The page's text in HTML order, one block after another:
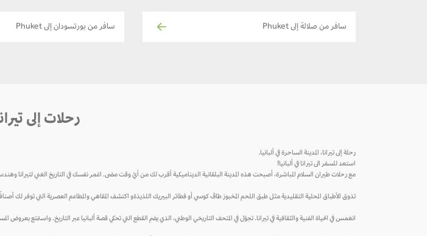
سافر من صلالة إلى Phuket سافر من بورتسودان إلى Phuket
رحلات إلى
رحلة إلى تيرانا، المدينة الساحرة في ألبانيا.
استعد للسفر الى تيرانا في ألبانيا!
مع رحلات طيران السلام المباشرة، أصبحت هذه المدينة البلقانية الديناميكية أقرب لك من أيّ وقت مضى. اغمر نفسك في التاريخ الغني لتيرانا
تذوق الأطباق المحلية التقليدية مثل طبق اللحم المخبوز طاڤ كوسي أو فطائر البيريك اللذيذةو اكتشف المقاهي والمطاعم العصرية التي توفر لك
انغمس في الحياة الفنية والثقافية في تيرانا. تجوّل في المتحف التاريخي الوطني، الذي يضم القطع التي تحكي قصة ألبانيا عبر التاريخ. واستمتع